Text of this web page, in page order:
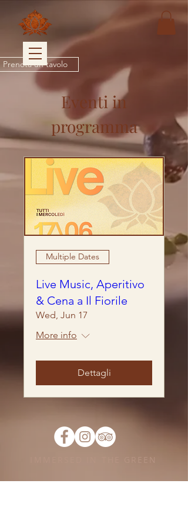
Eventi in
programma
Multiple Dates
Live Music, Aperitivo
& Cena a Il Fiorile
Wed, Jun 17
More info
Dettagli
Prenota un tavolo